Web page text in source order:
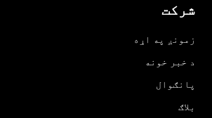
شرکت
زمونږ په اړه
د خبر خونه
پانګوال
بلاګ